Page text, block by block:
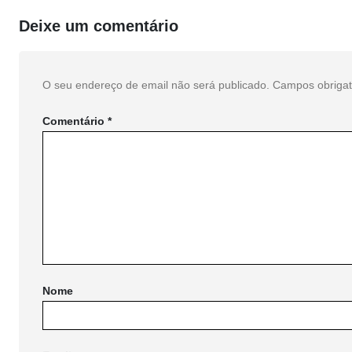
Deixe um comentário
O seu endereço de email não será publicado. Campos
Comentário *
Nome